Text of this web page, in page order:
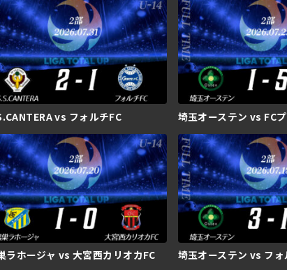
vs フォルチFC 埼玉オーステン vs FC
ラホージャ vs 大宮西カリオカFC 埼玉オーステン vs フォ